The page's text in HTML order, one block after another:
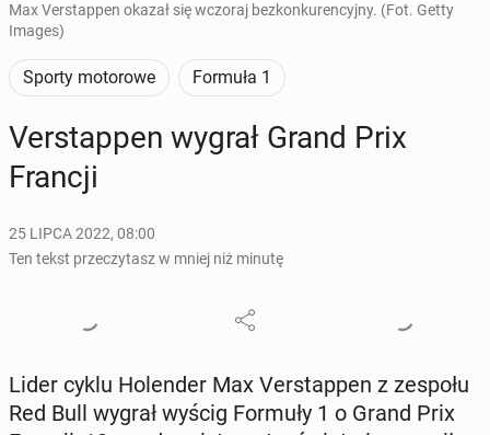
Max Verstappen okazał się wczoraj bezkonkurencyjny. (Fot. Getty
Images)
Sporty motorowe Formuła 1
Ver­stap­pen wygrał Grand Prix
Francji
25 LIPCA 2022, 08:00
Ten tekst przeczytasz w mniej niż minutę
Lider cyklu Ho­len­der Max Ver­stap­pen z zespołu
Red Bull wygrał wyścig Formuły 1 o Grand Prix